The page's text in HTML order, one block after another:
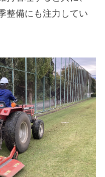
整備にも注力してい